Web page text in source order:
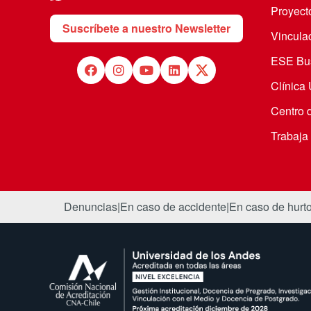
Suscríbete a nuestro Newsletter
ESE
Clínica
Centro
Denuncias|En caso de accidente|En caso de hurto